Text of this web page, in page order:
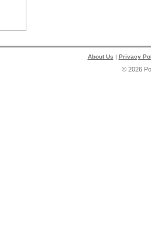
About Us | Privacy
© 2026